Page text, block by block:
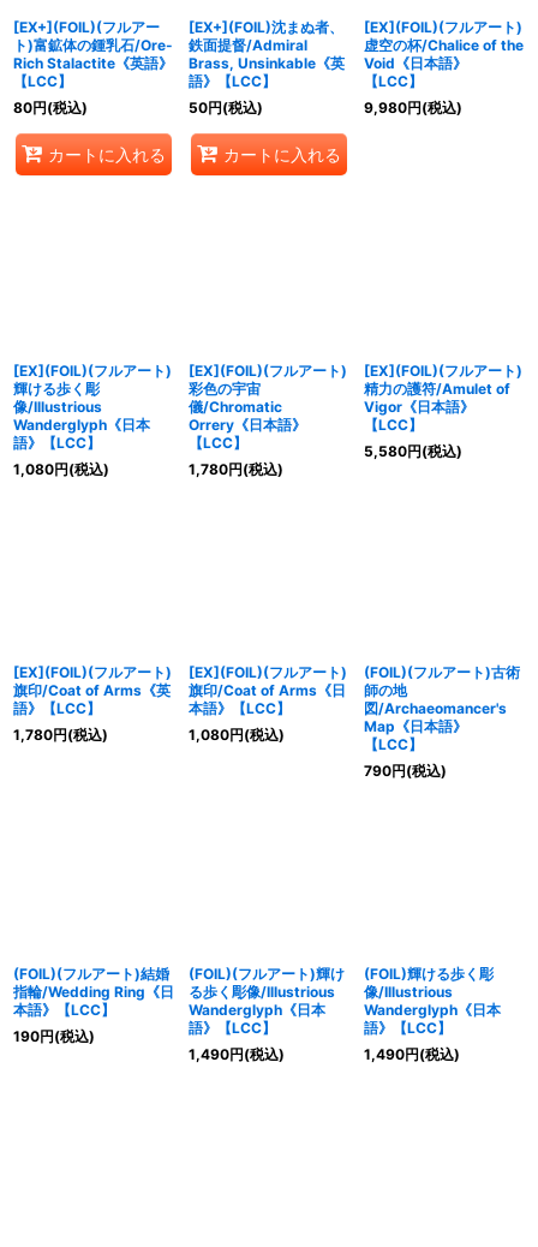
[EX+](FOIL)(フルアー
ト)富鉱体の鍾乳石/Ore-
Rich Stalactite《英語》
【LCC】
80円(税込)
カートに入れる
[EX+](FOIL)沈まぬ者、
鉄面提督/Admiral
Brass, Unsinkable《英
語》【LCC】
50円(税込)
カートに入れる
[EX](FOIL)(フルアート)
虚空の杯/Chalice of the
Void《日本語》
【LCC】
9,980円(税込)
[EX](FOIL)(フルアート)
輝ける歩く彫
像/Illustrious
Wanderglyph《日本
語》【LCC】
1,080円(税込)
[EX](FOIL)(フルアート)
彩色の宇宙
儀/Chromatic
Orrery《日本語》
【LCC】
1,780円(税込)
[EX](FOIL)(フルアート)
精力の護符/Amulet of
Vigor《日本語》
【LCC】
5,580円(税込)
[EX](FOIL)(フルアート)
旗印/Coat of Arms《英
語》【LCC】
1,780円(税込)
[EX](FOIL)(フルアート)
旗印/Coat of Arms《日
本語》【LCC】
1,080円(税込)
(FOIL)(フルアート)古術
師の地
図/Archaeomancer's
Map《日本語》
【LCC】
790円(税込)
(FOIL)(フルアート)結婚
指輪/Wedding Ring《日
本語》【LCC】
190円(税込)
(FOIL)(フルアート)輝け
る歩く彫像/Illustrious
Wanderglyph《日本
語》【LCC】
1,490円(税込)
(FOIL)輝ける歩く彫
像/Illustrious
Wanderglyph《日本
語》【LCC】
1,490円(税込)